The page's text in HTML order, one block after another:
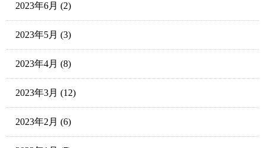
2023年6月 (2)
2023年5月 (3)
2023年4月 (8)
2023年3月 (12)
2023年2月 (6)